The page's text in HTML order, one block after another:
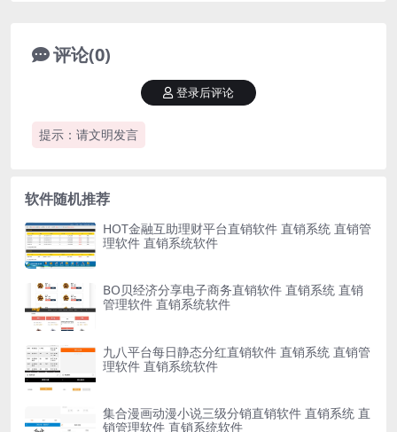
评论(0)
提示：请文明发言
登录后评论
软件随机推荐
HOT金融互助理财平台直销软件 直销系统 直销管
理软件 直销系统软件
BO贝经济分享电子商务直销软件 直销系统 直销
管理软件 直销系统软件
九八平台每日静态分红直销软件 直销系统 直销管
理软件 直销系统软件
集合漫画动漫小说三级分销直销软件 直销系统 直
销管理软件 直销系统软件